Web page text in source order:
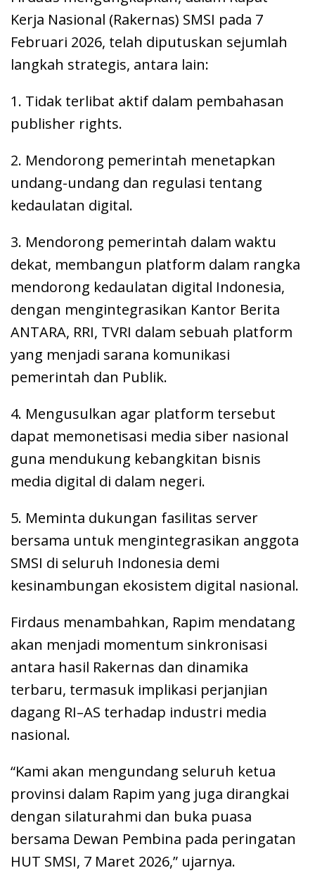
Kerja Nasional (Rakernas) SMSI pada 7
Februari 2026, telah diputuskan sejumlah
langkah strategis, antara lain:
1. Tidak terlibat aktif dalam pembahasan
publisher rights.
2. Mendorong pemerintah menetapkan
undang-undang dan regulasi tentang
kedaulatan digital.
3. Mendorong pemerintah dalam waktu
dekat, membangun platform dalam rangka
mendorong kedaulatan digital Indonesia,
dengan mengintegrasikan Kantor Berita
ANTARA, RRI, TVRI dalam sebuah platform
yang menjadi sarana komunikasi
pemerintah dan Publik.
4. Mengusulkan agar platform tersebut
dapat memonetisasi media siber nasional
guna mendukung kebangkitan bisnis
media digital di dalam negeri.
5. Meminta dukungan fasilitas server
bersama untuk mengintegrasikan anggota
SMSI di seluruh Indonesia demi
kesinambungan ekosistem digital nasional.
Firdaus menambahkan, Rapim mendatang
akan menjadi momentum sinkronisasi
antara hasil Rakernas dan dinamika
terbaru, termasuk implikasi perjanjian
dagang RI–AS terhadap industri media
nasional.
“Kami akan mengundang seluruh ketua
provinsi dalam Rapim yang juga dirangkai
dengan silaturahmi dan buka puasa
bersama Dewan Pembina pada peringatan
HUT SMSI, 7 Maret 2026,” ujarnya.